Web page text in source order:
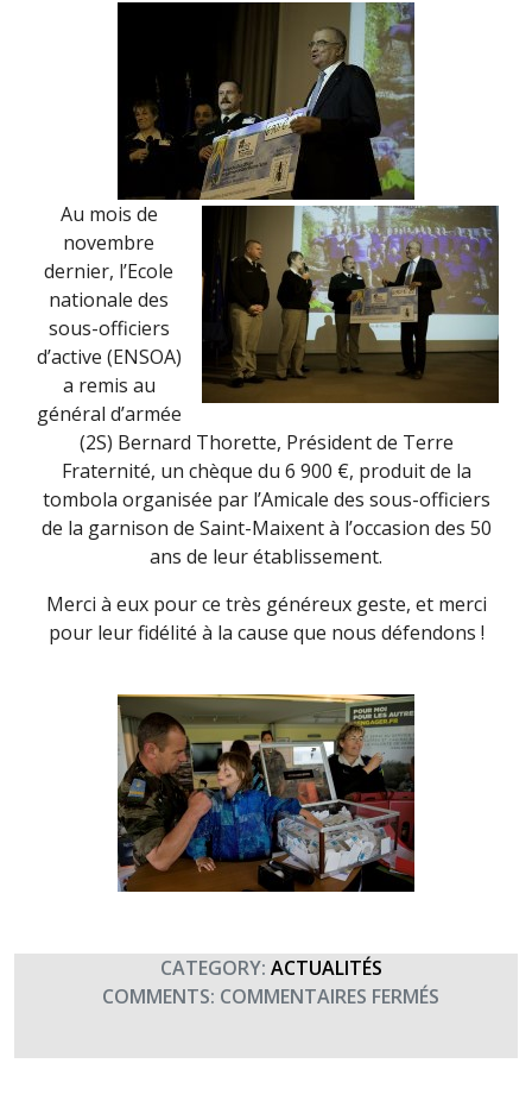
Au mois de
novembre
dernier, l’Ecole
nationale des
sous-officiers
d’active (ENSOA)
a remis au
général d’armée
(2S) Bernard Thorette, Président de Terre
Fraternité, un chèque du 6 900 €, produit de la
tombola organisée par l’Amicale des sous-officiers
de la garnison de Saint-Maixent à l’occasion des 50
ans de leur établissement.
Merci à eux pour ce très généreux geste, et merci
pour leur fidélité à la cause que nous défendons !
CATEGORY: ACTUALITÉS
COMMENTS: COMMENTAIRES FERMÉS
DE